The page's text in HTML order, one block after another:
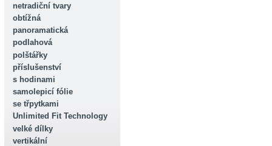
netradiční tvary
obtížná
panoramatická
podlahová
polštářky
příslušenství
s hodinami
samolepicí fólie
se třpytkami
Unlimited Fit Technology
velké dílky
vertikální